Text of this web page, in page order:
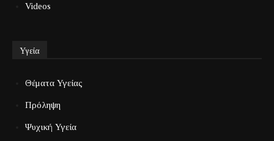
Videos
Υγεία
Θέματα Υγείας
Πρόληψη
Ψυχική Υγεία